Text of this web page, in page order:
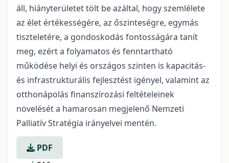
áll, hiányterületet tölt be azáltal, hogy szemlélete
az élet értékességére, az őszinteségre, egymás
tiszteletére, a gondoskodás fontosságára tanít
meg, ezért a folyamatos és fenntartható
működése helyi és országos szinten is kapacitás-
és infrastrukturális fejlesztést igényel, valamint az
otthonápolás finanszírozási feltételeinek
növelését a hamarosan megjelenő Nemzeti
Palliatív Stratégia irányelvei mentén.
PDF